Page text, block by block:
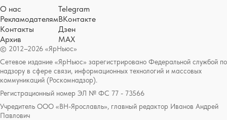
© 2012–2026 «ЯрНьюс»
Сетевое издание «ЯрНьюс» зарегистрировано Федеральной службой по
надзору в сфере связи, информационных технологий и массовых
коммуникаций (Роскомнадзор).
Регистрационный номер ЭЛ № ФС 77 - 73566
Учредитель ООО «ВН-Ярославль», главный редактор Иванов Андрей
Павлович
О нас
Рекламодателям
Контакты
Архив
Telegram
ВКонтакте
Дзен
MAX